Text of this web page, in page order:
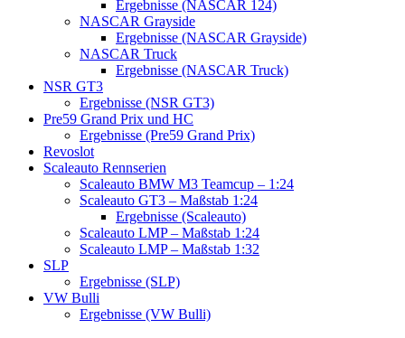
Ergebnisse (NASCAR 124)
NASCAR Grayside
Ergebnisse (NASCAR Grayside)
NASCAR Truck
Ergebnisse (NASCAR Truck)
NSR GT3
Ergebnisse (NSR GT3)
Pre59 Grand Prix und HC
Ergebnisse (Pre59 Grand Prix)
Revoslot
Scaleauto Rennserien
Scaleauto BMW M3 Teamcup – 1:24
Scaleauto GT3 – Maßstab 1:24
Ergebnisse (Scaleauto)
Scaleauto LMP – Maßstab 1:24
Scaleauto LMP – Maßstab 1:32
SLP
Ergebnisse (SLP)
VW Bulli
Ergebnisse (VW Bulli)